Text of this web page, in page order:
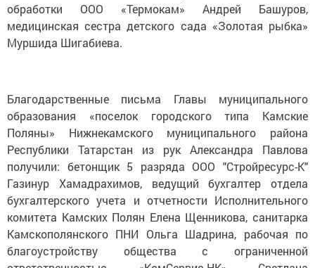
обработки ООО «Термокам» Андрей Башуров,
медицинская сестра детского сада «Золотая рыбка»
Муршида Шигабиева.
Благодарственные письма Главы муниципального
образования «поселок городского типа Камские
Поляны» Нижнекамского муниципального района
Республики Татарстан из рук Александра Павлова
получили: бетонщик 5 разряда ООО "Стройресурс-К"
Газинур Хамадрахимов, ведущий бухгалтер отдела
бухгалтерского учета и отчетности Исполнительного
комитета Камских Полян Елена Щенникова,санитарка
Камскополянского ПНИ Ольга Шадрина, рабочая по
благоустройству общества с ограниченной